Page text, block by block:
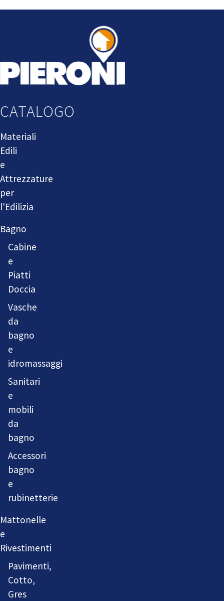
CATALOGO
Materiali
Edili
e
Attrezzature
per
l'Edilizia
Bagno
Cabine
e
Piatti
Doccia
Vasche
da
bagno
e
idromassaggi
Sanitari
e
mobili
da
bagno
Accessori
bagno
e
rubinetterie
Mattonelle
e
Rivestimenti
Pavimenti,
Cotto,
Gres